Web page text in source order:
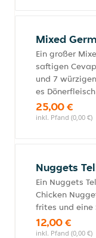
Mixed
Ein großer
saftigen
und 7
es
25,00 €
inkl. Pfand (0,00 €)
Nuggets
Ein Nuggets
Chicken
frites und eine
12,00 €
inkl. Pfand (0,00 €)